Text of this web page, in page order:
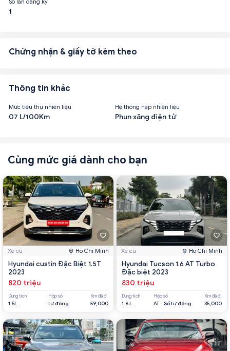
Số lần đăng ký
1
Chứng nhận & giấy tờ kèm theo
Thông tin khác
Mức tiêu thụ nhiên liệu
07 L/100Km
Hệ thống nạp nhiên liệu
Phun xăng điện tử
Cùng mức giá dành cho bạn
Xe cũ Hồ Chí Minh
Hyundai custin Đặc Biệt 1.5T
2023
820 triệu
Dung tích
1.5L
Hộp số
tự động
Km đã đi
59,000
Xe cũ Hồ Chí Minh
Hyundai Tucson 1.6 AT Turbo
Đặc biệt 2023
830 triệu
Dung tích
1.6 L
Hộp số
AT - Số tự động
Km đã đi
35,000